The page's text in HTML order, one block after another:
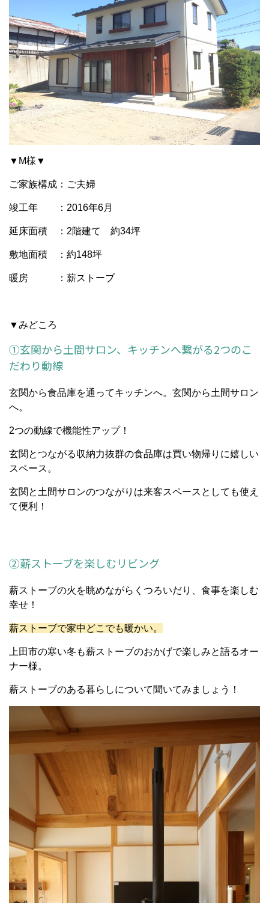
▼M様▼
ご家族構成：ご夫婦
竣工年 ：2016年6月
延床面積 ：2階建て 約34坪
敷地面積 ：約148坪
暖房 ：薪ストーブ
▼みどころ
①玄関から土間サロン、キッチンへ繋がる2つのこ
だわり動線
玄関から食品庫を通ってキッチンへ。玄関から土間サロン
へ。
2つの動線で機能性アップ！
玄関とつながる収納力抜群の食品庫は買い物帰りに嬉しい
スペース。
玄関と土間サロンのつながりは来客スペースとしても使え
て便利！
②薪ストーブを楽しむリビング
薪ストーブの火を眺めながらくつろいだり、食事を楽しむ
幸せ！
薪ストーブで家中どこでも暖かい。
上田市の寒い冬も薪ストーブのおかげで楽しみと語るオー
ナー様。
薪ストーブのある暮らしについて聞いてみましょう！